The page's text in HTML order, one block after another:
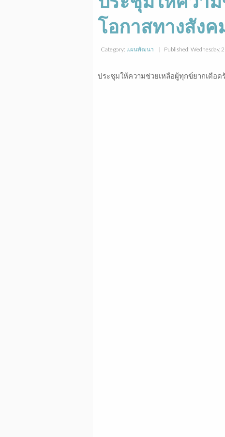
โอกาสทางสัง
Category: แผนพัฒนา Published: Wednesday,
ประชุมให้ความช่วยเหลือผู้ทุกข์ยากเดือ